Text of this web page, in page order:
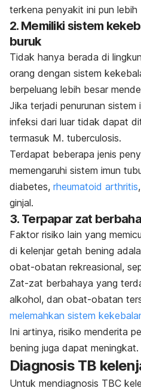
terkena penyakit ini pun lebih
2. Memiliki sistem
buruk
Tidak hanya berada di
orang dengan sistem
berpeluang lebih besar
Jika terjadi penurunan sistem
infeksi dari luar tidak dapat
termasuk M. tuberculosis.
Terdapat beberapa jenis
memengaruhi sistem imun
diabetes, rheumatoid arthritis
ginjal.
3. Terpapar zat
Faktor risiko lain yang
di kelenjar getah bening
obat-obatan rekreasional,
Zat-zat berbahaya yang
alkohol, dan obat-obatan
melemahkan sistem
Ini artinya, risiko menderita
bening juga dapat meningkat.
Diagnosis TB
Untuk mendiagnosis TBC